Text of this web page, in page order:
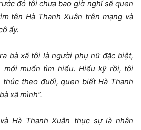
đó tôi chưa bao giờ nghĩ sẽ quen
tên Hà Thanh Xuân trên mạng và
ấy.
bà xã tôi là người phụ nữ đặc biệt,
mới muốn tìm hiểu. Hiểu kỹ rồi, tôi
theo đuổi, quen biết Hà Thanh
xã mình”.
Hà Thanh Xuân thực sự là nhân